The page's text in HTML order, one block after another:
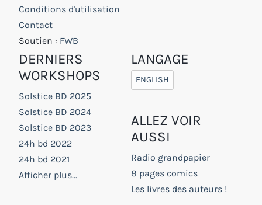
Conditions d'utilisation
Contact
Soutien : FWB
DERNIERS
WORKSHOPS
Solstice BD 2025
Solstice BD 2024
Solstice BD 2023
24h bd 2022
24h bd 2021
Afficher plus...
LANGAGE
ENGLISH
ALLEZ VOIR
AUSSI
Radio grandpapier
8 pages comics
Les livres des auteurs !